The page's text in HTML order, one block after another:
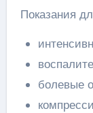
Показания
болевые